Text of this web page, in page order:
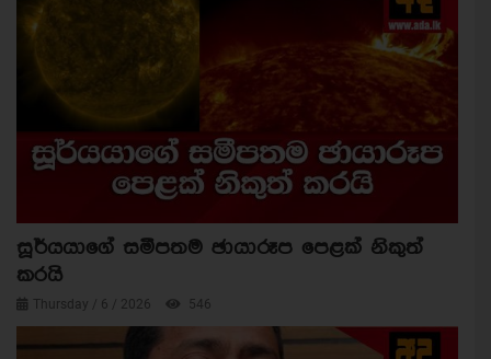
සූර්යයාගේ සමීපතම ඡායාරූප පෙළක් නිකුත්
කරයි
Thursday / 6 / 2026 546